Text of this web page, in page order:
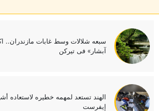
سبعه شلالات وسط غابات
آبشار» فی تیرکن
الهند تستعد لمهمه خطیره لاستعاده
إیفرست